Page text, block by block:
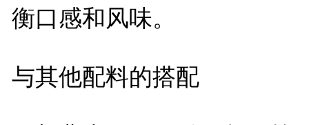
衡口感和风味。
与其他配料的搭配